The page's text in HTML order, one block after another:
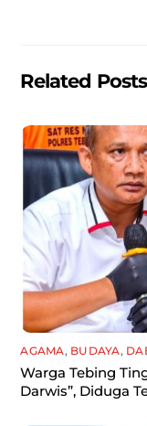
Related Posts
AGAMA, BUDAYA,
Warga Tebing
Darwis”, Diduga